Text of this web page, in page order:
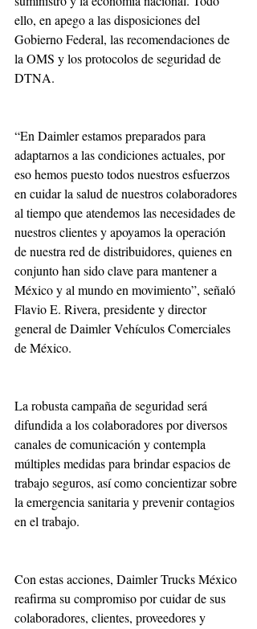
ello, en apego a las disposiciones del
Gobierno Federal, las recomendaciones de
la OMS y los protocolos de seguridad de
DTNA.
“En Daimler estamos preparados para
adaptarnos a las condiciones actuales, por
eso hemos puesto todos nuestros esfuerzos
en cuidar la salud de nuestros colaboradores
al tiempo que atendemos las necesidades de
nuestros clientes y apoyamos la operación
de nuestra red de distribuidores, quienes en
conjunto han sido clave para mantener a
México y al mundo en movimiento”, señaló
Flavio E. Rivera, presidente y director
general de Daimler Vehículos Comerciales
de México.
La robusta campaña de seguridad será
difundida a los colaboradores por diversos
canales de comunicación y contempla
múltiples medidas para brindar espacios de
trabajo seguros, así como concientizar sobre
la emergencia sanitaria y prevenir contagios
en el trabajo.
Con estas acciones, Daimler Trucks México
reafirma su compromiso por cuidar de sus
colaboradores, clientes, proveedores y